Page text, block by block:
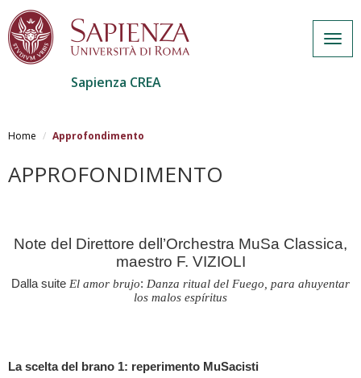
al
principale
Sapienza CREA
Home Approfondimento
APPROFONDIMENTO
Note del Direttore dell’Orchestra MuSa Classica,
maestro F. VIZIOLI
Dalla suite El amor brujo: Danza ritual del Fuego, para ahuyentar
los malos espíritus
La scelta del brano 1: reperimento MuSacisti